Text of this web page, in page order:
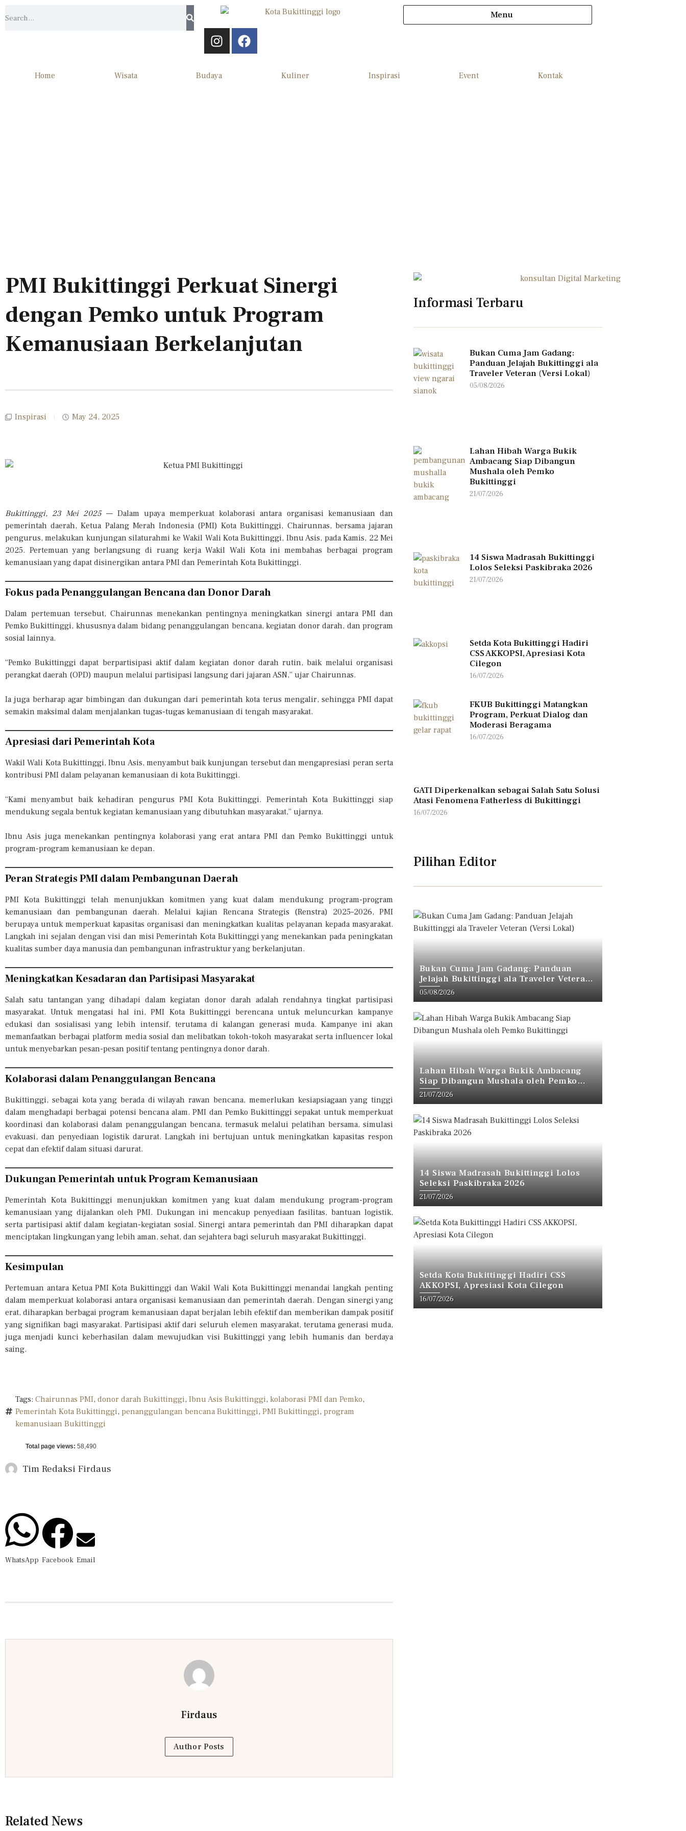
Menu
Home Wisata Budaya Kuliner Inspirasi Event Kontak
PMI Bukittinggi Perkuat Sinergi
dengan Pemko untuk Program
Kemanusiaan Berkelanjutan
Inspirasi May 24, 2025
Bukittinggi, 23 Mei 2025— Dalam upaya memperkuat kolaborasi antara organisasi kemanusiaan dan
pemerintah daerah, Ketua Palang Merah Indonesia (PMI) Kota Bukittinggi, Chairunnas, bersama jajaran
pengurus, melakukan kunjungan silaturahmi ke Wakil Wali Kota Bukittinggi, Ibnu Asis, pada Kamis, 22 Mei
2025. Pertemuan yang berlangsung di ruang kerja Wakil Wali Kota ini membahas berbagai program
kemanusiaan yang dapat disinergikan antara PMI dan Pemerintah Kota Bukittinggi.
Fokus pada Penanggulangan Bencana dan Donor Darah
Dalam pertemuan tersebut, Chairunnas menekankan pentingnya meningkatkan sinergi antara PMI dan
Pemko Bukittinggi, khususnya dalam bidang penanggulangan bencana, kegiatan donor darah, dan program
sosial lainnya.
“Pemko Bukittinggi dapat berpartisipasi aktif dalam kegiatan donor darah rutin, baik melalui organisasi
perangkat daerah (OPD) maupun melalui partisipasi langsung dari jajaran ASN,” ujar Chairunnas.
Ia juga berharap agar bimbingan dan dukungan dari pemerintah kota terus mengalir, sehingga PMI dapat
semakin maksimal dalam menjalankan tugas-tugas kemanusiaan di tengah masyarakat.
Apresiasi dari Pemerintah Kota
Wakil Wali Kota Bukittinggi, Ibnu Asis, menyambut baik kunjungan tersebut dan mengapresiasi peran serta
kontribusi PMI dalam pelayanan kemanusiaan di kota Bukittinggi.
“Kami menyambut baik kehadiran pengurus PMI Kota Bukittinggi. Pemerintah Kota Bukittinggi siap
mendukung segala bentuk kegiatan kemanusiaan yang dibutuhkan masyarakat,” ujarnya.
Ibnu Asis juga menekankan pentingnya kolaborasi yang erat antara PMI dan Pemko Bukittinggi untuk
program-program kemanusiaan ke depan.
Peran Strategis PMI dalam Pembangunan Daerah
PMI Kota Bukittinggi telah menunjukkan komitmen yang kuat dalam mendukung program-program
kemanusiaan dan pembangunan daerah. Melalui kajian Rencana Strategis (Renstra) 2025–2026, PMI
berupaya untuk memperkuat kapasitas organisasi dan meningkatkan kualitas pelayanan kepada masyarakat.
Langkah ini sejalan dengan visi dan misi Pemerintah Kota Bukittinggi yang menekankan pada peningkatan
kualitas sumber daya manusia dan pembangunan infrastruktur yang berkelanjutan.
Meningkatkan Kesadaran dan Partisipasi Masyarakat
Salah satu tantangan yang dihadapi dalam kegiatan donor darah adalah rendahnya tingkat partisipasi
masyarakat. Untuk mengatasi hal ini, PMI Kota Bukittinggi berencana untuk meluncurkan kampanye
edukasi dan sosialisasi yang lebih intensif, terutama di kalangan generasi muda. Kampanye ini akan
memanfaatkan berbagai platform media sosial dan melibatkan tokoh-tokoh masyarakat serta influencer lokal
untuk menyebarkan pesan-pesan positif tentang pentingnya donor darah.
Kolaborasi dalam Penanggulangan Bencana
Bukittinggi, sebagai kota yang berada di wilayah rawan bencana, memerlukan kesiapsiagaan yang tinggi
dalam menghadapi berbagai potensi bencana alam. PMI dan Pemko Bukittinggi sepakat untuk memperkuat
koordinasi dan kolaborasi dalam penanggulangan bencana, termasuk melalui pelatihan bersama, simulasi
evakuasi, dan penyediaan logistik darurat. Langkah ini bertujuan untuk meningkatkan kapasitas respon
cepat dan efektif dalam situasi darurat.
Dukungan Pemerintah untuk Program Kemanusiaan
Pemerintah Kota Bukittinggi menunjukkan komitmen yang kuat dalam mendukung program-program
kemanusiaan yang dijalankan oleh PMI. Dukungan ini mencakup penyediaan fasilitas, bantuan logistik,
serta partisipasi aktif dalam kegiatan-kegiatan sosial. Sinergi antara pemerintah dan PMI diharapkan dapat
menciptakan lingkungan yang lebih aman, sehat, dan sejahtera bagi seluruh masyarakat Bukittinggi.
Kesimpulan
Pertemuan antara Ketua PMI Kota Bukittinggi dan Wakil Wali Kota Bukittinggi menandai langkah penting
dalam memperkuat kolaborasi antara organisasi kemanusiaan dan pemerintah daerah. Dengan sinergi yang
erat, diharapkan berbagai program kemanusiaan dapat berjalan lebih efektif dan memberikan dampak positif
yang signifikan bagi masyarakat. Partisipasi aktif dari seluruh elemen masyarakat, terutama generasi muda,
juga menjadi kunci keberhasilan dalam mewujudkan visi Bukittinggi yang lebih humanis dan berdaya
saing.
Tags: Chairunnas PMI, donor darah Bukittinggi, Ibnu Asis Bukittinggi, kolaborasi PMI dan Pemko,
Pemerintah Kota Bukittinggi, penanggulangan bencana Bukittinggi, PMI Bukittinggi, program
kemanusiaan Bukittinggi
Total page views: 58,490
Tim Redaksi Firdaus
WhatsApp Facebook Email
Firdaus
Author Posts
Related News
Informasi Terbaru
Bukan Cuma Jam Gadang:
Panduan Jelajah Bukittinggi ala
Traveler Veteran (Versi Lokal)
05/08/2026
Lahan Hibah Warga Bukik
Ambacang Siap Dibangun
Mushala oleh Pemko
Bukittinggi
21/07/2026
14 Siswa Madrasah Bukittinggi
Lolos Seleksi Paskibraka 2026
21/07/2026
Setda Kota Bukittinggi Hadiri
CSS AKKOPSI, Apresiasi Kota
Cilegon
16/07/2026
FKUB Bukittinggi Matangkan
Program, Perkuat Dialog dan
Moderasi Beragama
16/07/2026
GATI Diperkenalkan sebagai Salah Satu Solusi
Atasi Fenomena Fatherless di Bukittinggi
16/07/2026
Pilihan Editor
Bukan Cuma Jam Gadang: Panduan
Jelajah Bukittinggi ala Traveler Veteran
(Versi Lokal)
05/08/2026
Lahan Hibah Warga Bukik Ambacang
Siap Dibangun Mushala oleh Pemko
Bukittinggi
21/07/2026
14 Siswa Madrasah Bukittinggi Lolos
Seleksi Paskibraka 2026
21/07/2026
Setda Kota Bukittinggi Hadiri CSS
AKKOPSI, Apresiasi Kota Cilegon
16/07/2026